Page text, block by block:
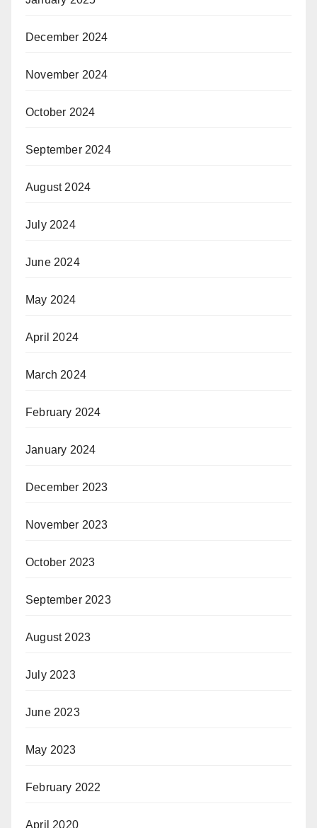
December 2024
November 2024
October 2024
September 2024
August 2024
July 2024
June 2024
May 2024
April 2024
March 2024
February 2024
January 2024
December 2023
November 2023
October 2023
September 2023
August 2023
July 2023
June 2023
May 2023
February 2022
April 2020